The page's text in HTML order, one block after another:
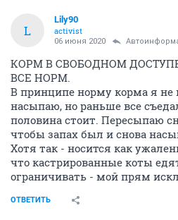
L
Lily90
activist
06 июня 2020
КОРМ В СВОБОДНОМ
ВСЕ НОРМ.
В принципе норму корма я не
насыпаю, но раньше все
половина стоит. Пересыпаю
чтобы запах был и снова
Хотя так - носится как
что кастрированные коты
ограничивать - мой прям
ОТВЕТИТЬ